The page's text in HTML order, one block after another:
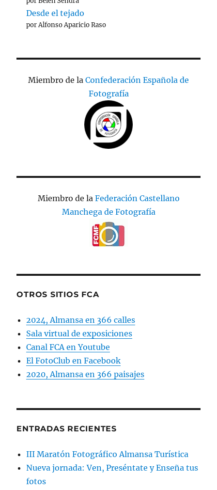
Desde el tejado
por Alfonso Aparicio Raso
Miembro de la Confederación Española de
Fotografía
Miembro de la Federación Castellano
Manchega de Fotografía
OTROS SITIOS FCA
2024, Almansa en 366 calles
Sala virtual de exposiciones
Canal FCA en Youtube
El FotoClub en Facebook
2020, Almansa en 366 paisajes
ENTRADAS RECIENTES
III Maratón Fotográfico Almansa Turística
Nueva jornada: Ven, Preséntate y Enseña tus
fotos